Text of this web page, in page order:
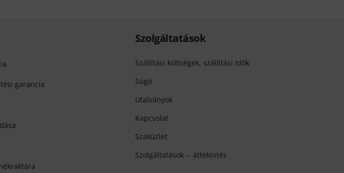
garancia
Szolgáltatások
Szállítási költségek, szállítási idők
Súgó
Utalványok
Kapcsolat
Szaküzlet
Szolgáltatások -- áttekintés